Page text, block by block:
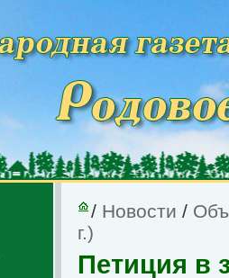
/ Новости /
г.)
Петиция в